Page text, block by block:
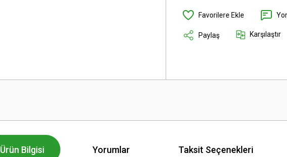
Paylaş Karşılaştır
Ürün Bilgisi Yorumlar Taksit Seçenekleri